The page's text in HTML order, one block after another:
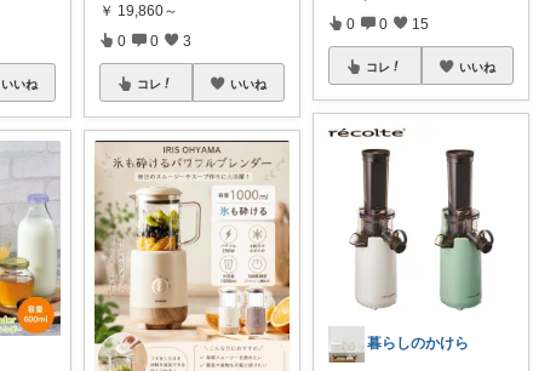
いいね
￥ 19,860～
0 0 3
コレ いいね
0 0 15
コレ いいね
暮らしのかけら